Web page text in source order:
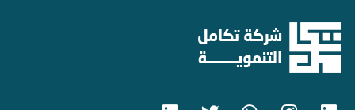
L
I
W
T
L